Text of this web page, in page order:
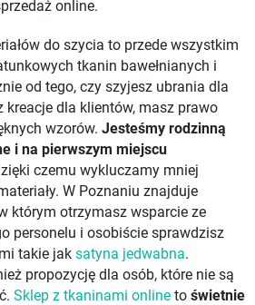
online.
do szycia to przede wszystkim
tkanin bawełnianych i
od tego, czy szyjesz ubrania dla
kreacje dla klientów, masz prawo
wzorów. Jesteśmy rodzinną
i na pierwszym miejscu
czemu wykluczamy mniej
W Poznaniu znajduje
którym otrzymasz wsparcie ze
personelu i osobiście sprawdzisz
takie jak satyna jedwabna.
propozycję dla osób, które nie są
Sklep z tkaninami online to świetnie